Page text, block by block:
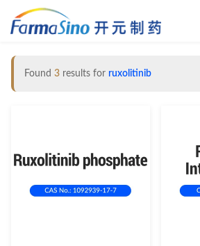
Found 3 results for ruxolitinib